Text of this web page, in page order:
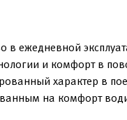
в ежедневной
и комфорт в
характер в
на комфорт